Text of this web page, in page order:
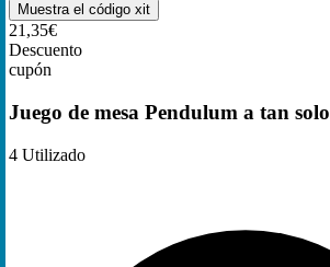
Muestra el código xit
21,35€
Descuento
cupón
Juego de mesa Pendulum a tan solo
4 Utilizado